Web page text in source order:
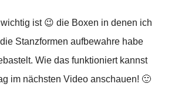
ist 😉 die Boxen in denen ich
Stanzformen aufbewahre habe
Wie das funktioniert kannst
im nächsten Video anschauen! 🙂